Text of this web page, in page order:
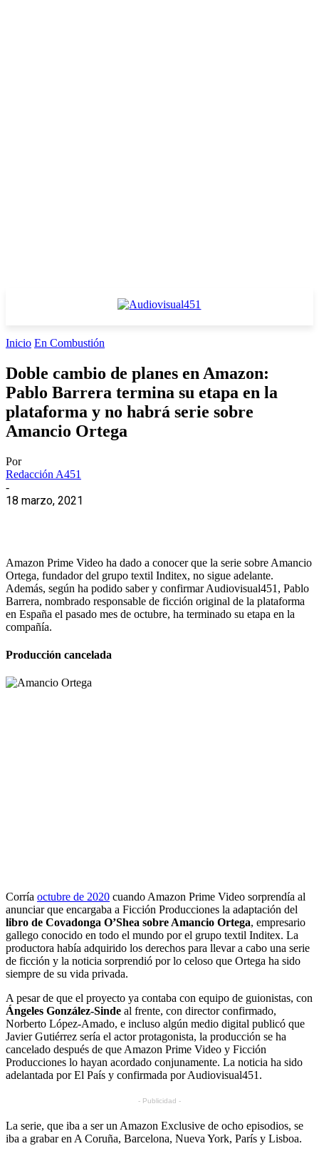
Inicio En Combustión
Doble cambio de planes en Amazon:
Pablo Barrera termina su etapa en la
plataforma y no habrá serie sobre
Amancio Ortega
Por
Redacción A451
-
18 marzo, 2021
Amazon Prime Video ha dado a conocer que la serie sobre Amancio
Ortega, fundador del grupo textil Inditex, no sigue adelante.
Además, según ha podido saber y confirmar Audiovisual451, Pablo
Barrera, nombrado responsable de ficción original de la plataforma
en España el pasado mes de octubre, ha terminado su etapa en la
compañía.
Producción cancelada
Corría octubre de 2020 cuando Amazon Prime Video sorprendía al
anunciar que encargaba a Ficción Producciones la adaptación del
libro de Covadonga O’Shea sobre Amancio Ortega, empresario
gallego conocido en todo el mundo por el grupo textil Inditex. La
productora había adquirido los derechos para llevar a cabo una serie
de ficción y la noticia sorprendió por lo celoso que Ortega ha sido
siempre de su vida privada.
A pesar de que el proyecto ya contaba con equipo de guionistas, con
Ángeles González-Sinde al frente, con director confirmado,
Norberto López-Amado, e incluso algún medio digital publicó que
Javier Gutiérrez sería el actor protagonista, la producción se ha
cancelado después de que Amazon Prime Video y Ficción
Producciones lo hayan acordado conjunamente. La noticia ha sido
adelantada por El País y confirmada por Audiovisual451.
- Publicidad -
La serie, que iba a ser un Amazon Exclusive de ocho episodios, se
iba a grabar en A Coruña, Barcelona, Nueva York, París y Lisboa.